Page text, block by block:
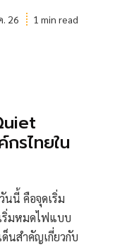
. 26 1 min read
รไทยใน
นนี้ คือจุดเริ่ม
ริ่มหมดไฟแบบ
ด็นสำคัญเกี่ยวกับ